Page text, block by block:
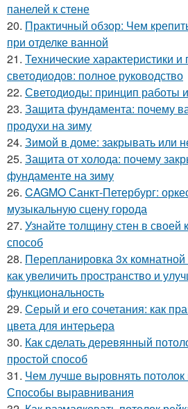
панелей к стене
20. Практичный обзор: Чем
при отделке ванной
21. Технические характеристики
светодиодов: полное руководство
22. Светодиоды: принцип работы
23. Защита фундамента: почему
продухи на зиму
24. Зимой в доме: закрывать или
25. Защита от холода: почему
фундаменте на зиму
26. CAGMO Санкт-Петербург:
музыкальную сцену города
27. Узнайте толщину стен в своей
способ
28. Перепланировка 3х
как увеличить пространство и
функциональность
29. Серый и его сочетания: как
цвета для интерьера
30. Как сделать деревянный
простой способ
31. Чем лучше выровнять потолок
Способы выравнивания